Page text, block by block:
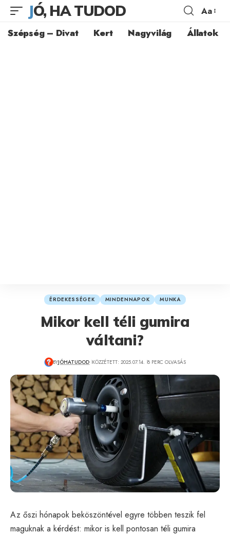
JÓ, HA TUDOD Aa
Szépség – Divat Kert Nagyvilág Állatok
ÉRDEKESSÉGEK MINDENNAPOK MUNKA
Mikor kell téli gumira
váltani?
BYJÓHATUDOD KÖZZÉTETT: 2025.07.14. 8 PERC OLVASÁS
Az őszi hónapok beköszöntével egyre többen teszik fel
maguknak a kérdést: mikor is kell pontosan téli gumira